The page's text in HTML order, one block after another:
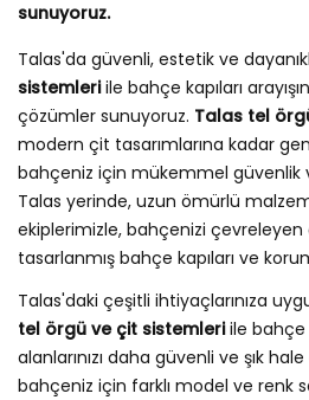
sunuyoruz.
Talas'da güvenli, estetik ve
sistemleriile bahçe kapıları
çözümler sunuyoruz. Talas tel
modern çit tasarımlarına kadar
bahçeniz için mükemmel güvenlik
Talas yerinde, uzun ömürlü
ekiplerimizle, bahçenizi çevreleyen
tasarlanmış bahçe kapıları ve
Talas'daki çeşitli ihtiyaçlarınıza
tel örgü ve çit sistemleriile bahçe
alanlarınızı daha güvenli ve şık
bahçeniz için farklı model ve renk